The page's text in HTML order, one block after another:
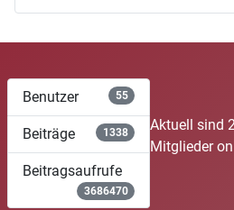
Benutzer 55
Beiträge 1338
Beitragsaufrufe
3686470
Aktuell sind
Mitglieder